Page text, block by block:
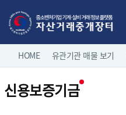
비
게
HOME 유관기관 매물 보기
신용보증기금
홈으로 로그인
직거래 매물보기